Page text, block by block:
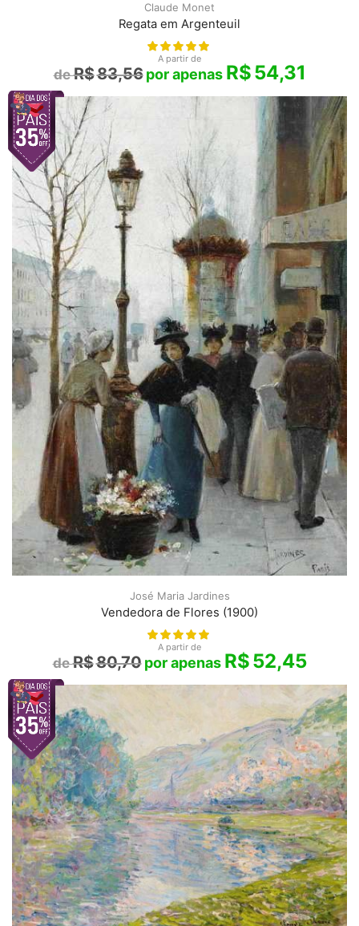
Claude Monet
Regata em Argenteuil
A partir de
R$83,56 R$54,31
José Maria Jardines
Vendedora de Flores (1900)
A partir de
R$80,70 R$52,45